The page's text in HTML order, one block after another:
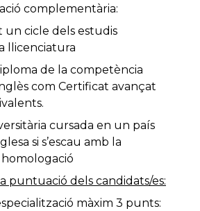
complementària:
un cicle dels estudis
llicenciatura
de la competència
com Certificat avançat
cursada en un país
si s’escau amb la
puntuació dels candidats/es:
màxim 3 punts: